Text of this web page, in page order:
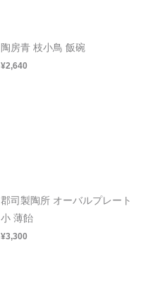
陶房青 枝小鳥 飯碗
¥2,640
郡司製陶所 オーバルプレート
小 薄飴
¥3,300